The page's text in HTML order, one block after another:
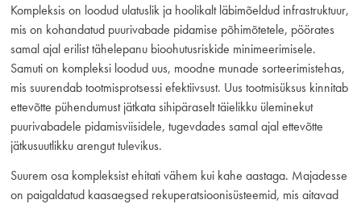
Kompleksis on loodud ulatuslik ja hoolikalt läbimõeldud infrastruktuur,
mis on kohandatud puurivabade pidamise põhimõtetele, pöörates
samal ajal erilist tähelepanu bioohutusriskide minimeerimisele.
Samuti on kompleksi loodud uus, moodne munade sorteerimistehas,
mis suurendab tootmisprotsessi efektiivsust. Uus tootmisüksus kinnitab
ettevõtte pühendumust jätkata sihipäraselt täielikku üleminekut
puurivabadele pidamisviisidele, tugevdades samal ajal ettevõtte
jätkusuutlikku arengut tulevikus.
Suurem osa kompleksist ehitati vähem kui kahe aastaga. Majadesse
on paigaldatud kaasaegsed rekuperatsioonisüsteemid, mis aitavad